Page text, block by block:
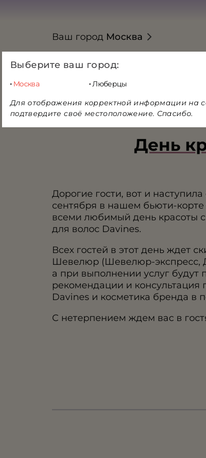
Ваш город Москва
Выберите ваш город:
Москва Люберцы
Для отображения корректной информации на
подтвердите своё местоположение. Спасибо.
МЕНЮ
День
Дорогие гости, вот и
сентября в нашем бьюти-
всеми любимый день красоты
для волос Davines.
Всех гостей в этот день ждет
Шевелюр (Шевелюр-
а при выполнении услуг
рекомендации и консультация
Davines и косметика бренда в
С нетерпением ждем вас в